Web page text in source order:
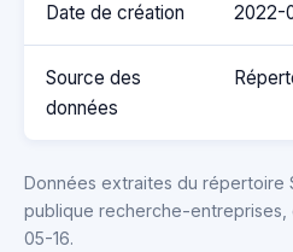
Date de création 2022-
Source des
données
Données extraites du répertoire
publique recherche-entreprises,
05-16.